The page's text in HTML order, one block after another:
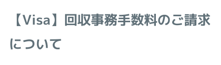
【Visa】回収事務手数料のご請求
について